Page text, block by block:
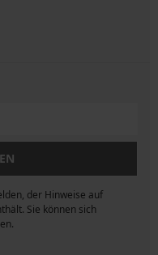
der Hinweise auf
Sie können sich